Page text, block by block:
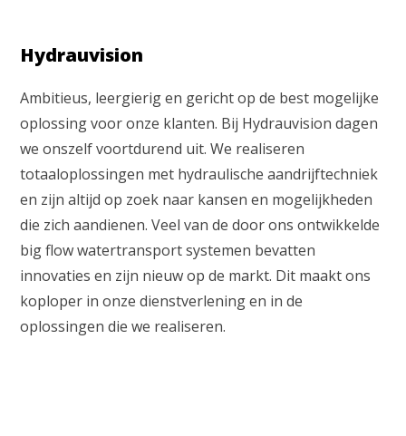
Waar ben je naar op zoek?
Hydrauvision
Ambitieus, leergierig en gericht op de best mogelijke
oplossing voor onze klanten. Bij Hydrauvision dagen
we onszelf voortdurend uit. We realiseren
totaaloplossingen met hydraulische aandrijftechniek
en zijn altijd op zoek naar kansen en mogelijkheden
die zich aandienen. Veel van de door ons ontwikkelde
big flow watertransport systemen bevatten
innovaties en zijn nieuw op de markt. Dit maakt ons
koploper in onze dienstverlening en in de
oplossingen die we realiseren.